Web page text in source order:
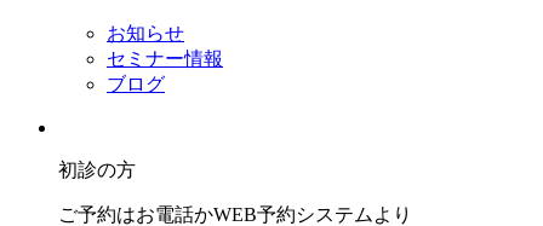
お知らせ
セミナー情報
ブログ
初診の方
ご予約はお電話かWEB予約システムより